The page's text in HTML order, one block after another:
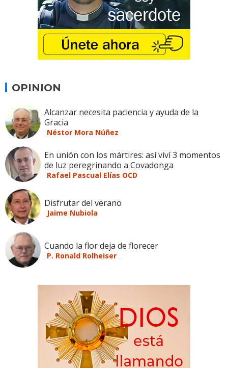
OPINION
Alcanzar necesita paciencia y ayuda de la
Gracia
Néstor Mora Núñez
En unión con los mártires: así viví 3 momentos
de luz peregrinando a Covadonga
Rafael Pascual Elías OCD
Disfrutar del verano
Jaime Nubiola
Cuando la flor deja de florecer
P. Ronald Rolheiser